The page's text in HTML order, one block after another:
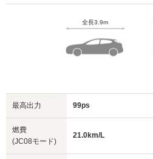
全長3.9m
最高出力 99ps
燃費
(JC08モード)
21.0km/L